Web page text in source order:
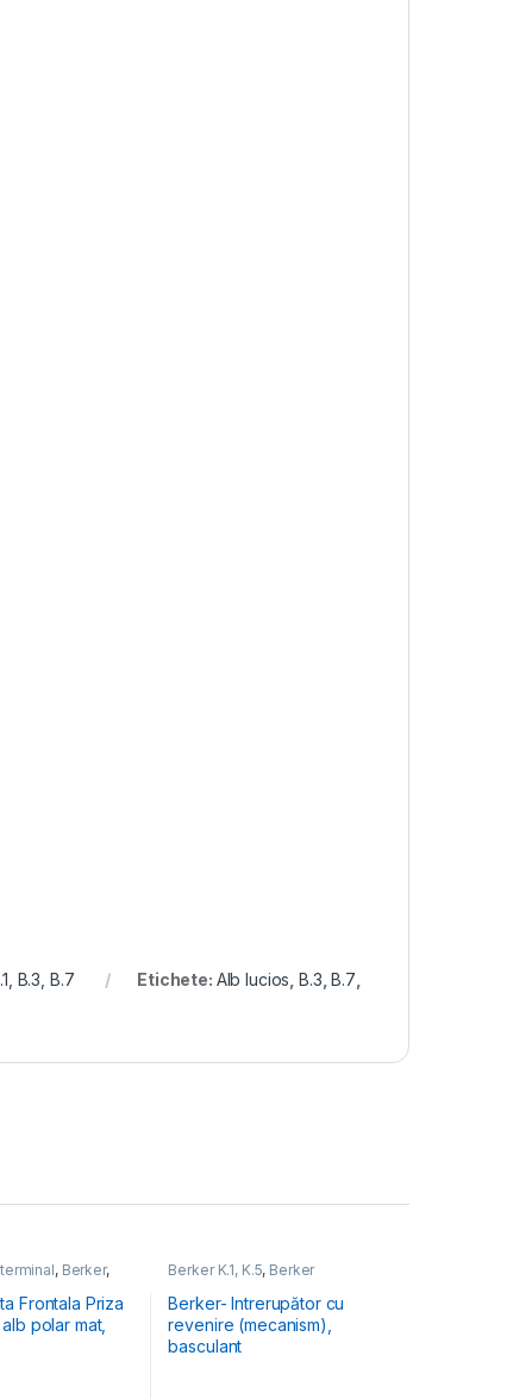
B.3, B.7 Etichete: Alb lucios,B.3,B.7,
, Berker,
B.7
Frontala Priza
polar mat,
Berker K.1, K.5, Berker
Q.1, Q.3, Q.7, Q.9 ,Berker R.1, R.3,
R.8,Berker S.1, B.3, B.7
Berker- Intrerupător cu
revenire (mecanism),
basculant